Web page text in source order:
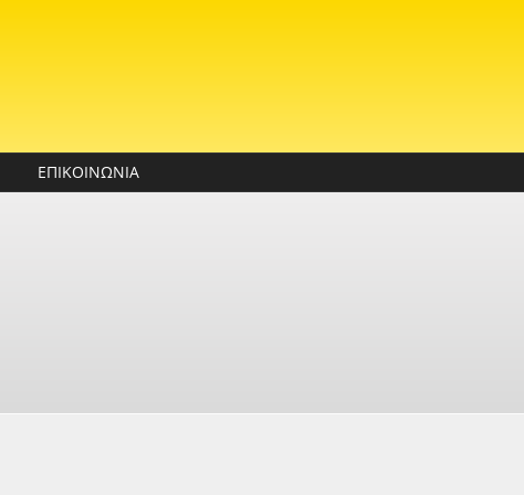
ΕΠΙΚΟΙΝΩΝΙΑ